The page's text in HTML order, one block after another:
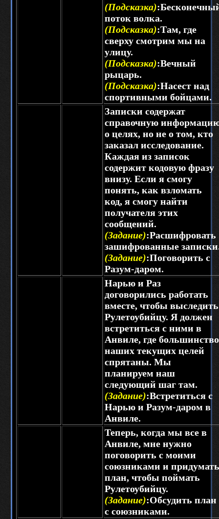
(Подсказка)
поток волка.
(Подсказка):Там, где
сверху смотрим мы на
улицу.
(Подсказка):Вечный
рыцарь.
(Подсказка):Насест над
спортивными бойцами.
Записки содержат
справочную
о целях, но не о том, кто
заказал исследование.
Каждая из записок
содержит кодовую фразу
внизу. Если я смогу
понять, как взломать
код, я смогу найти
получателя этих
сообщений.
(Задание):Расшифровать
зашифрованные
(Задание):Поговорить с
Разум-даром.
Нарью и Раз
договорились работать
вместе, чтобы выследить
Рулетоубийцу. Я должен
встретиться с ними в
Анвиле, где большинство
наших текущих целей
спрятаны. Мы
планируем наш
следующий шаг там.
(Задание):Встретиться с
Нарью и Разум-даром в
Анвиле.
Теперь, когда мы все в
Анвиле, мне нужно
поговорить с моими
союзниками и придумать
план, чтобы поймать
Рулетоубийцу.
(Задание):Обсудить план
с союзниками.